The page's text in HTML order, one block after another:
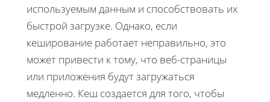
используемым данным и способствовать их
быстрой загрузке. Однако, если
кеширование работает неправильно, это
может привести к тому, что веб-страницы
или приложения будут загружаться
медленно. Кеш создается для того, чтобы